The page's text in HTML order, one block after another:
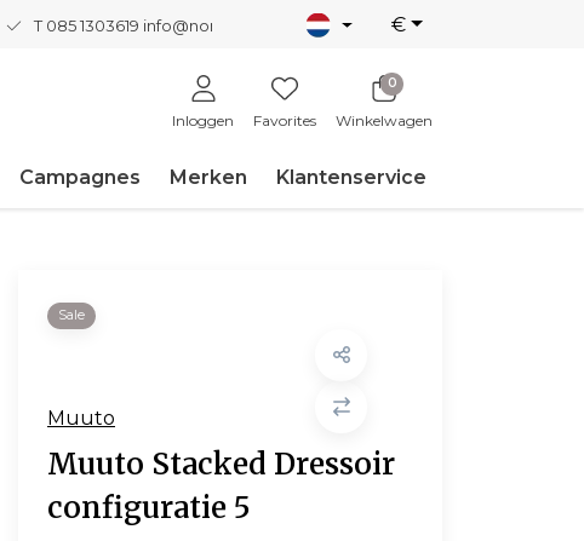
T 085 1303619 info@nordicnew.nl €
Inloggen Favorites
0
Winkelwagen
Campagnes Merken Klantenservice
Sale
Muuto
Muuto Stacked Dressoir
configuratie 5